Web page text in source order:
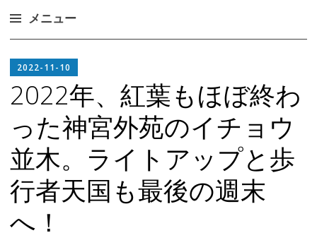
メニュー
ン
テ
ン
ス
キ
ッ
2022-11-10
2022年、紅葉もほぼ終わ
った神宮外苑のイチョウ
並木。ライトアップと歩
行者天国も最後の週末
へ！